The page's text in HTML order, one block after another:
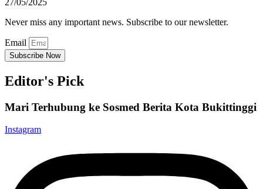
Never miss any important news. Subscribe to our newsletter.
Email
Subscribe Now
Editor's Pick
Mari Terhubung ke Sosmed Berita Kota Bukittinggi
Instagram